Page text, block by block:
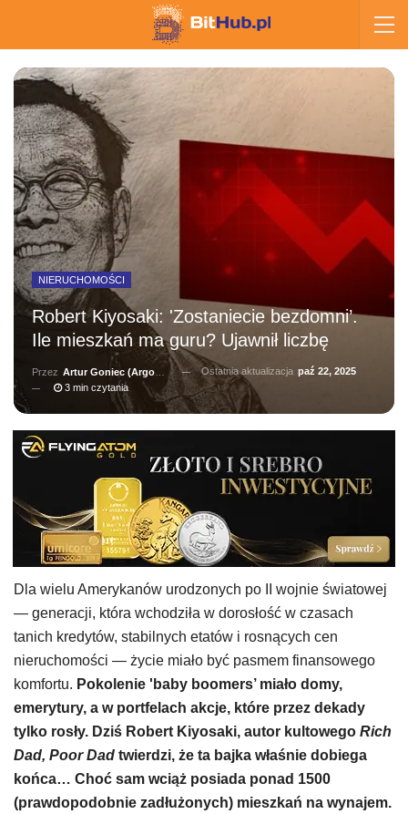
NIERUCHOMOŚCI
Robert Kiyosaki: 'Zostaniecie bezdomni’.
Ile mieszkań ma guru? Ujawnił liczbę
Przez Artur Goniec (Argonauta) Ostatnia aktualizacja paź 22, 2025
3 min czytania
Dla wielu Amerykanów urodzonych po II wojnie światowej
— generacji, która wchodziła w dorosłość w czasach
tanich kredytów, stabilnych etatów i rosnących cen
nieruchomości — życie miało być pasmem finansowego
komfortu. Pokolenie 'baby boomers’ miało domy,
emerytury, a w portfelach akcje, które przez dekady
tylko rosły. Dziś Robert Kiyosaki, autor kultowego Rich
Dad, Poor Dad twierdzi, że ta bajka właśnie dobiega
końca… Choć sam wciąż posiada ponad 1500
(prawdopodobnie zadłużonych) mieszkań na wynajem.